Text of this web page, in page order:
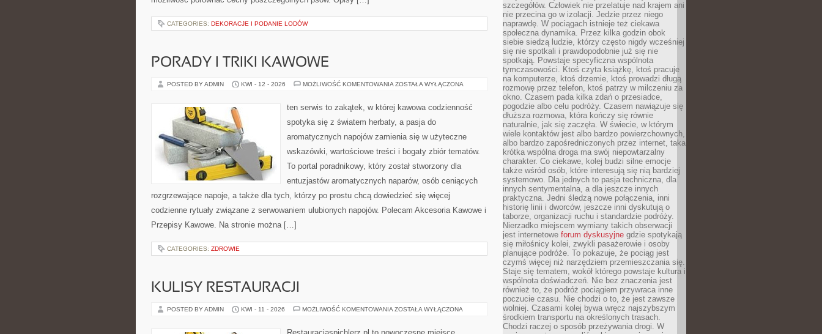
CATEGORIES: DEKORACJE I PODANIE LODÓW
PORADY I TRIKI KAWOWE
POSTED BY ADMIN KWI - 12 - 2026 MOŻLIWOŚĆ KOMENTOWANIA PORADY
KAWOWE
ZOSTAŁA WYŁĄCZONA
ten serwis to zakątek, w której kawowa codzienność
spotyka się z światem herbaty, a pasja do
aromatycznych napojów zamienia się w użyteczne
wskazówki, wartościowe treści i bogaty zbiór tematów.
To portal poradnikowy, który został stworzony dla
entuzjastów aromatycznych naparów, osób ceniących
rozgrzewające napoje, a także dla tych, którzy po prostu chcą dowiedzieć się więcej
codzienne rytuały związane z serwowaniem ulubionych napojów. Polecam Akcesoria Kawowe i
Przepisy Kawowe. Na stronie można […]
CATEGORIES: ZDROWIE
KULISY RESTAURACJI
POSTED BY ADMIN KWI - 11 - 2026 MOŻLIWOŚĆ KOMENTOWANIA KULISY
ZOSTAŁA WYŁĄCZONA
szczegółów. Człowiek nie przelatuje nad krajem ani
nie przecina go w izolacji. Jedzie przez niego
naprawdę. W pociągach istnieje też ciekawa
społeczna dynamika. Przez kilka godzin obok
siebie siedzą ludzie, którzy często nigdy wcześniej
się nie spotkali i prawdopodobnie już się nie
spotkają. Powstaje specyficzna wspólnota
tymczasowości. Ktoś czyta książkę, ktoś pracuje
na komputerze, ktoś drzemie, ktoś prowadzi długą
rozmowę przez telefon, ktoś patrzy w milczeniu za
okno. Czasem pada kilka zdań o przesiadce,
pogodzie albo celu podróży. Czasem nawiązuje się
dłuższa rozmowa, która kończy się równie
naturalnie, jak się zaczęła. W świecie, w którym
wiele kontaktów jest albo bardzo powierzchownych,
albo bardzo zapośredniczonych przez internet, taka
krótka wspólna droga ma swój niepowtarzalny
charakter. Co ciekawe, kolej budzi silne emocje
także wśród osób, które interesują się nią bardziej
systemowo. Dla jednych to pasja techniczna, dla
innych sentymentalna, a dla jeszcze innych
praktyczna. Jedni śledzą nowe połączenia, inni
historię linii i dworców, jeszcze inni dyskutują o
taborze, organizacji ruchu i standardzie podróży.
Nierzadko miejscem wymiany takich obserwacji
jest internetowe forum dyskusyjne gdzie spotykają
się miłośnicy kolei, zwykli pasażerowie i osoby
planujące podróże. To pokazuje, że pociąg jest
czymś więcej niż narzędziem przemieszczania się.
Staje się tematem, wokół którego powstaje kultura i
wspólnota doświadczeń. Nie bez znaczenia jest
również to, że podróż pociągiem przywraca inne
poczucie czasu. Nie chodzi o to, że jest zawsze
wolniej. Czasami kolej bywa wręcz najszybszym
środkiem transportu na określonych trasach.
Chodzi raczej o sposób przeżywania drogi. W